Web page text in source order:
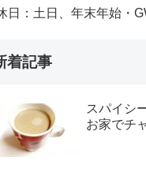
日：土日、年末年始・
着記事
スパイシ
お家でチ